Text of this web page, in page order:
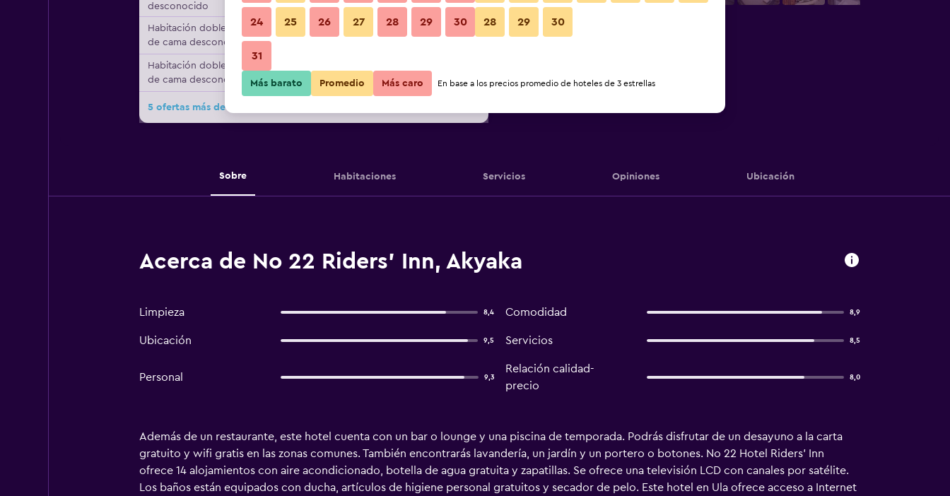
desconocido
Habitación doble, tipo
de cama desconocido
$163 Ver oferta
Habitación doble, tipo
de cama desconocido
$164 Ver oferta
5 ofertas más de No 22 Riders' Inn
Fotos
Sobre Habitaciones Servicios Opiniones Ubicación
Acerca de No 22 Riders' Inn, Akyaka
Limpieza 8,4 Comodidad 8,9
Ubicación 9,5 Servicios 8,5
Personal 9,3
Relación calidad-
precio
8,0
Además de un restaurante, este hotel cuenta con un bar o lounge y una piscina de temporada. Podrás disfrutar de un desayuno a la carta
gratuito y wifi gratis en las zonas comunes. También encontrarás lavandería, un jardín y un portero o botones. No 22 Hotel Riders' Inn
ofrece 14 alojamientos con aire acondicionado, botella de agua gratuita y zapatillas. Se ofrece una televisión LCD con canales por satélite.
Los baños están equipados con ducha, artículos de higiene personal gratuitos y secador de pelo. Este hotel en Ula ofrece acceso a Internet
24 25 26 27 28 29 30
31
28 29 30
Más barato Promedio Más caro En base a los precios promedio de hoteles de 3 estrellas